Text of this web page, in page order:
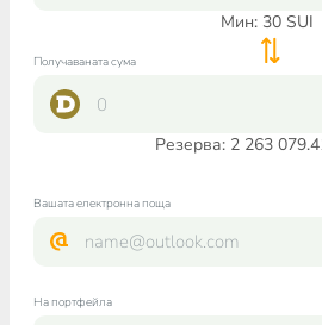
Мин: 30 SUI
Получаваната сума
Резерва: 2 263
Вашата електронна поща
На портфейла